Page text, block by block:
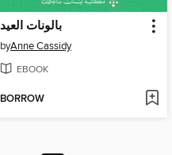
بالونات العيد
byAnne Cassidy
EBOOK
BORROW